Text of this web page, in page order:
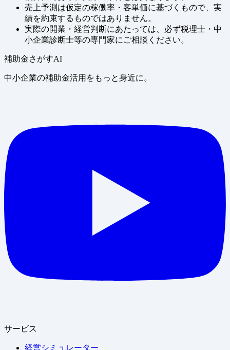
売上予測は仮定の稼働率・客単価に基づくもので、実
績を約束するものではありません。
実際の開業・経営判断にあたっては、必ず税理士・中
小企業診断士等の専門家にご相談ください。
補助金さがすAI
中小企業の補助金活用をもっと身近に。
サービス
経営シミュレーター